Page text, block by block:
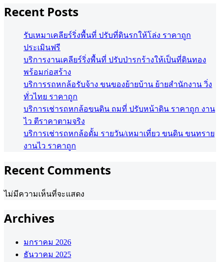
Recent Posts
รับเหมาเคลียร์ริ่งพื้นที่ ปรับที่ดินรกให้โล่ง ราคาถูก
ประเมินฟรี
บริการงานเคลียร์ริ่งพื้นที่ ปรับป่ารกร้างให้เป็นที่ดินทอง
พร้อมก่อสร้าง
บริการรถหกล้อรับจ้าง ขนของย้ายบ้าน ย้ายสำนักงาน วิ่ง
ทั่วไทย ราคาถูก
บริการเช่ารถหกล้อขนดิน ถมที่ ปรับหน้าดิน ราคาถูก งาน
ไว ตีราคาตามจริง
บริการเช่ารถหกล้อดั้ม รายวัน/เหมาเที่ยว ขนดิน ขนทราย
งานไว ราคาถูก
Recent Comments
ไม่มีความเห็นที่จะแสดง
Archives
มกราคม 2026
ธันวาคม 2025